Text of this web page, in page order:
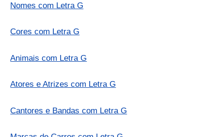
Nomes com Letra G
Cores com Letra G
Animais com Letra G
Atores e Atrizes com Letra G
Cantores e Bandas com Letra G